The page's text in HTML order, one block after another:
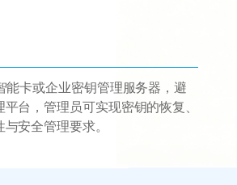
卡或企业密钥管理服务器，避
台，管理员可实现密钥的恢复、
安全管理要求。